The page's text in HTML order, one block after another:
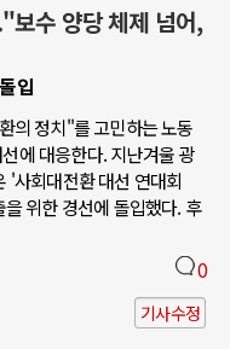
보수 양당 체제 넘어,
입
의 정치"를 고민하는 노동
에 대응한다. 지난겨울 광
'사회대전환 대선 연대회
위한 경선에 돌입했다. 후
0
기사수정